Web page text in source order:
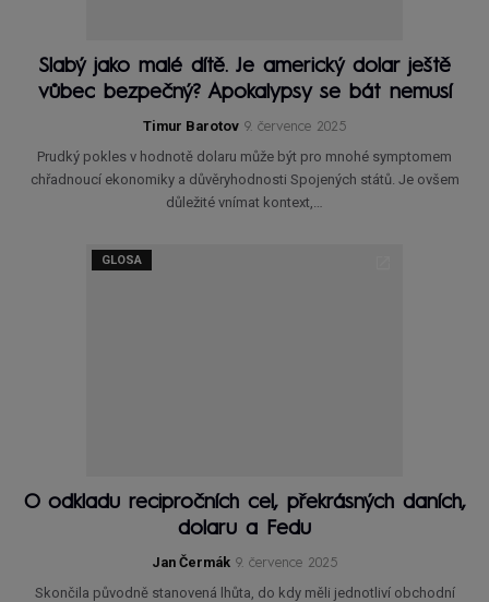
Slabý jako malé dítě. Je americký dolar ještě
vůbec bezpečný? Apokalypsy se bát nemusí
Timur Barotov9. července 2025
Prudký pokles v hodnotě dolaru může být pro mnohé symptomem
chřadnoucí ekonomiky a důvěryhodnosti Spojených států. Je ovšem
důležité vnímat kontext,…
GLOSA
O odkladu recipročních cel, překrásných daních,
dolaru a Fedu
Jan Čermák9. července 2025
Skončila původně stanovená lhůta, do kdy měli jednotliví obchodní